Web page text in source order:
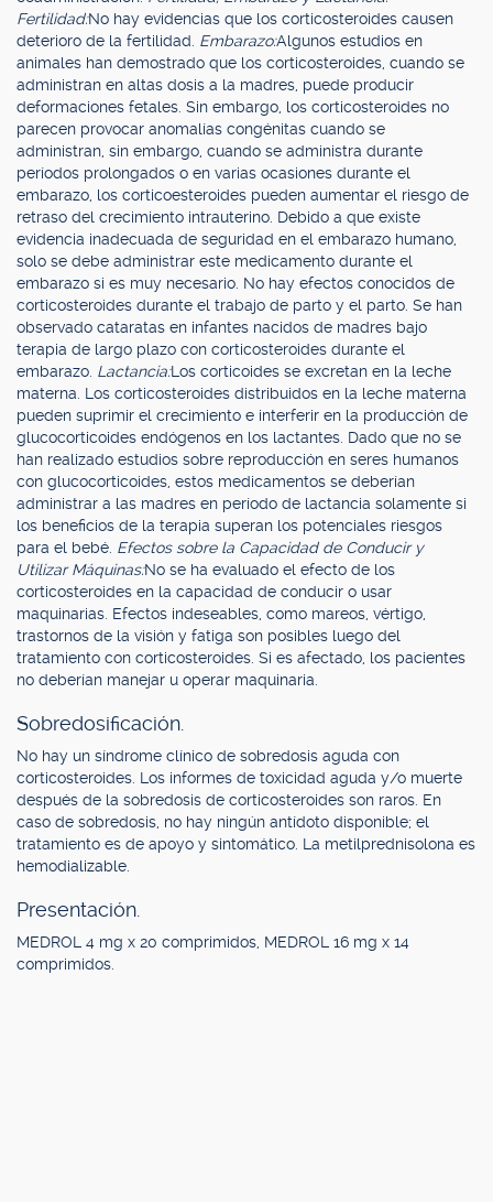
Fertilidad:No hay evidencias que los corticosteroides causen
deterioro de la fertilidad. Embarazo:Algunos estudios en
animales han demostrado que los corticosteroides, cuando se
administran en altas dosis a la madres, puede producir
deformaciones fetales. Sin embargo, los corticosteroides no
parecen provocar anomalías congénitas cuando se
administran, sin embargo, cuando se administra durante
períodos prolongados o en varias ocasiones durante el
embarazo, los corticoesteroides pueden aumentar el riesgo de
retraso del crecimiento intrauterino. Debido a que existe
evidencia inadecuada de seguridad en el embarazo humano,
solo se debe administrar este medicamento durante el
embarazo si es muy necesario. No hay efectos conocidos de
corticosteroides durante el trabajo de parto y el parto. Se han
observado cataratas en infantes nacidos de madres bajo
terapia de largo plazo con corticosteroides durante el
embarazo. Lactancia:Los corticoides se excretan en la leche
materna. Los corticosteroides distribuidos en la leche materna
pueden suprimir el crecimiento e interferir en la producción de
glucocorticoides endógenos en los lactantes. Dado que no se
han realizado estudios sobre reproducción en seres humanos
con glucocorticoides, estos medicamentos se deberían
administrar a las madres en período de lactancia solamente si
los beneficios de la terapia superan los potenciales riesgos
para el bebé. Efectos sobre la Capacidad de Conducir y
Utilizar Máquinas:No se ha evaluado el efecto de los
corticosteroides en la capacidad de conducir o usar
maquinarias. Efectos indeseables, como mareos, vértigo,
trastornos de la visión y fatiga son posibles luego del
tratamiento con corticosteroides. Si es afectado, los pacientes
no deberían manejar u operar maquinaria.
Sobredosificación.
No hay un síndrome clínico de sobredosis aguda con
corticosteroides. Los informes de toxicidad aguda y/o muerte
después de la sobredosis de corticosteroides son raros. En
caso de sobredosis, no hay ningún antídoto disponible; el
tratamiento es de apoyo y sintomático. La metilprednisolona es
hemodializable.
Presentación.
MEDROL 4 mg x 20 comprimidos, MEDROL 16 mg x 14
comprimidos.